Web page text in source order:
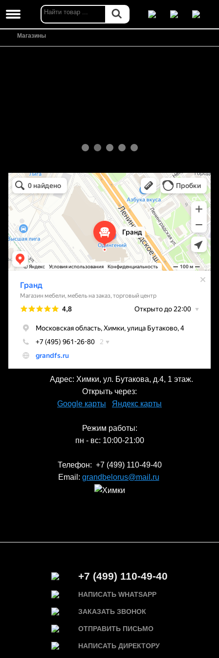
Магазины
Адрес: Химки, ул. Бутакова, д.4, 1 этаж.
Открыть через:
Google карты
Яндекс карты
Режим работы:
пн - вс: 10:00-21:00
Телефон: +7 (499) 110-49-40
Email: grandbelorus@mail.ru
+7 (499) 110-49-40
НАПИСАТЬ WHATSAPP
ЗАКАЗАТЬ ЗВОНОК
ОТПРАВИТЬ ПИСЬМО
НАПИСАТЬ ДИРЕКТОРУ